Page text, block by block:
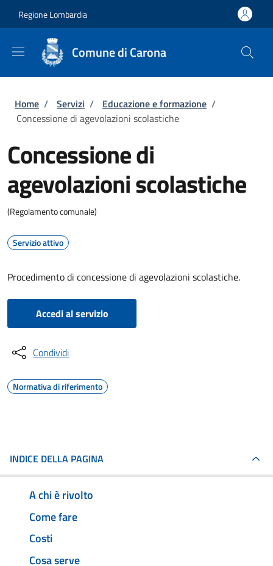
Regione Lombardia
Comune di Carona
Briciole di pane
Home / Servizi / Educazione e formazione /
Concessione di agevolazioni scolastiche
Concessione di
agevolazioni scolastiche
(Regolamento comunale)
Servizio attivo
Procedimento di concessione di agevolazioni scolastiche.
Accedi al servizio
Condividi
Normativa di riferimento
INDICE DELLA PAGINA
A chi è rivolto
Come fare
Costi
Cosa serve